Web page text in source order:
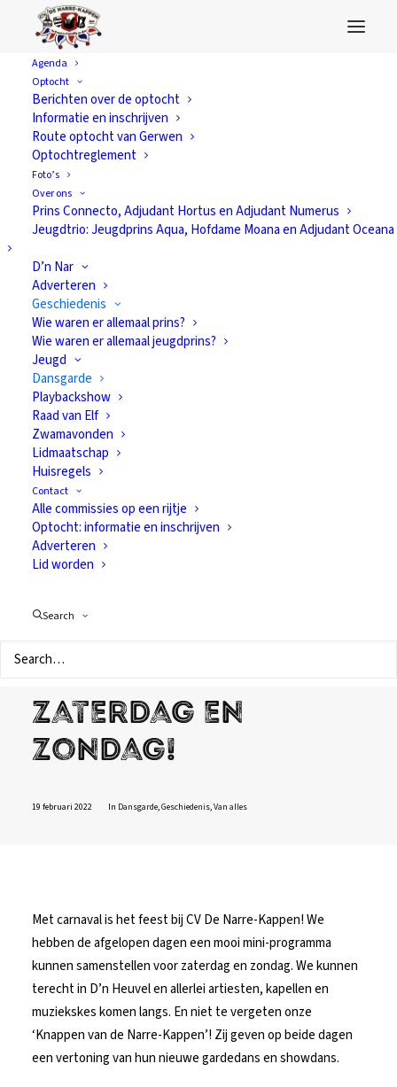
Agenda
Optocht
Berichten over de optocht
Informatie en inschrijven
Route optocht van Gerwen
Optochtreglement
Foto’s
Over ons
Prins Connecto, Adjudant Hortus en Adjudant Numerus
Jeugdtrio: Jeugdprins Aqua, Hofdame Moana en Adjudant Oceana
D’n Nar
Adverteren
Geschiedenis
Wie waren er allemaal prins?
Wie waren er allemaal jeugdprins?
Jeugd
Dansgarde
Playbackshow
Raad van Elf
Zwamavonden
Lidmaatschap
Huisregels
Contact
Alle commissies op een rijtje
Optocht: informatie en inschrijven
Adverteren
Lid worden
Search
Programma 2022:
D'n Heuvel op
zaterdag en
zondag!
19 februari 2022 In Dansgarde,Geschiedenis,Van alles
Met carnaval is het feest bij CV De Narre-Kappen! We
hebben de afgelopen dagen een mooi mini-programma
kunnen samenstellen voor zaterdag en zondag. We kunnen
terecht in D’n Heuvel en allerlei artiesten, kapellen en
muziekskes komen langs. En niet te vergeten onze
‘Knappen van de Narre-Kappen’! Zij geven op beide dagen
een vertoning van hun nieuwe gardedans en showdans.